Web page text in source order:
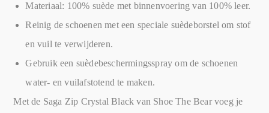
Materiaal: 100% suède met binnenvoering van 100% leer.
Reinig de schoenen met een speciale suèdeborstel om stof
en vuil te verwijderen.
Gebruik een suèdebeschermingsspray om de schoenen
water- en vuilafstotend te maken.
Met de Saga Zip Crystal Black van Shoe The Bear voeg je